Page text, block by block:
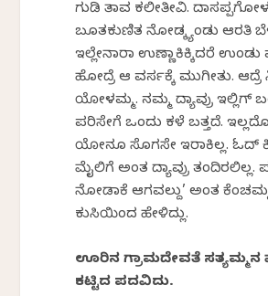
ಗುಡಿ ತಾವ ಕಲೀತೀವಿ. ದಾಸಪ್ಪಗೋಳ
ಬೂತಕುಣಿತ ನೋಡ್ಕ್ಯಂಡು ಆರತಿ
ಇಲ್ಲೇನಾರಾ ಉಣ್ಣಾಕಿಕ್ಕಿದರೆ
ಹೋದ್ರೆ ಆ ವರ್ಸಕ್ಕೆ ಮುಗೀತು.
ಯೋಳಮ್ಮ. ನಮ್ಮ ದ್ಯಾವ್ರು ಇಲ್ಲಿಗ್
ಪರಿಸೇಗೆ ಒಂದು ಕಳೆ ಬತ್ತದೆ.
ಯೋನೂ ಸೊಗಸೇ ಇರಾಕಿಲ್ಲ. ಓದ್
ಮೈಲಿಗೆ ಅಂತ ದ್ಯಾವ್ರು ತಂದಿರಲಿಲ್ಲ.
ನೋಡಾಕೆ ಆಗವಲ್ದು’ ಅಂತ
ಕುಸಿಯಿಂದ ಹೇಳಿದ್ಲು.
ಊರಿನ ಗ್ರಾಮದೇವತೆ ಸತ್ಯಮ್ಮನ
ಕಟ್ಟಿದ ಪದವಿದು.